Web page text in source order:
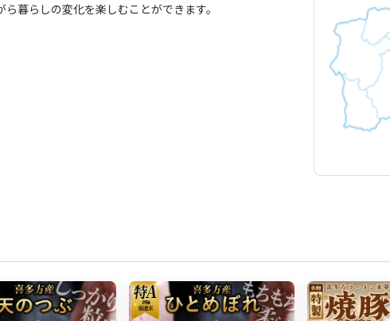
暮らしの変化を楽しむことができます。